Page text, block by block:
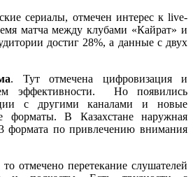
сериалы, отмечен интерес к live-
матча между клубами «Кайрат» и
достиг 28%, а данные с двух
. Тут отмечена цифровизация и
эффективности. Но появились
с другими каналами и новые
форматы. В Казахстане наружная
формата по привлечению внимания
то отмечено перетекание слушателей